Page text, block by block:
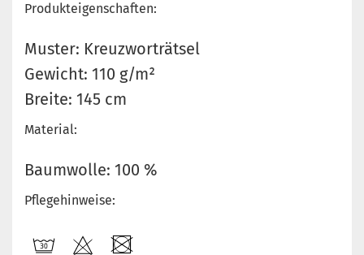
Produkteigenschaften:
Muster: Kreuzworträtsel
Gewicht: 110 g/m²
Breite: 145 cm
Material:
Baumwolle: 100 %
Pflegehinweise: